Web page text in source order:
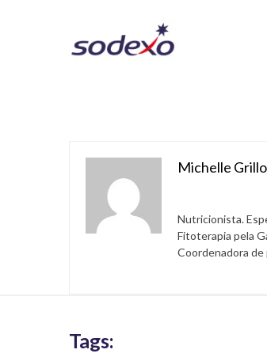
Michelle
Nutricionista.
Fitoterapia pela
Coordenadora
Tags: